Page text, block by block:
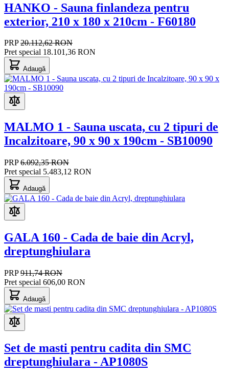
HANKO - Sauna finlandeza pentru
exterior, 210 x 180 x 210cm - F60180
PRP 20.112,62 RON
Pret special 18.101,36 RON
Adaugă
MALMO 1 - Sauna uscata, cu 2 tipuri de
Incalzitoare, 90 x 90 x 190cm - SB10090
PRP 6.092,35 RON
Pret special 5.483,12 RON
Adaugă
GALA 160 - Cada de baie din Acryl,
dreptunghiulara
PRP 911,74 RON
Pret special 606,00 RON
Adaugă
Set de masti pentru cadita din SMC
dreptunghiulara - AP1080S